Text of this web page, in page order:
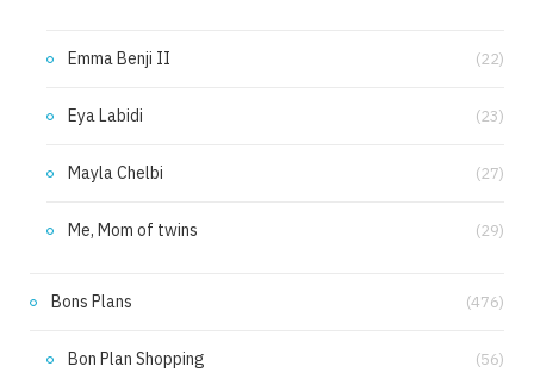
Emma Benji II (22)
Eya Labidi (23)
Mayla Chelbi (27)
Me, Mom of twins (29)
Bons Plans (476)
Bon Plan Shopping (56)